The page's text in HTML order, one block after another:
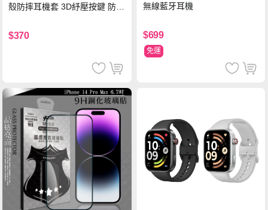
殼防摔耳機套 3D紓壓按鍵 防開
$370
無線藍牙耳機
$699
免運